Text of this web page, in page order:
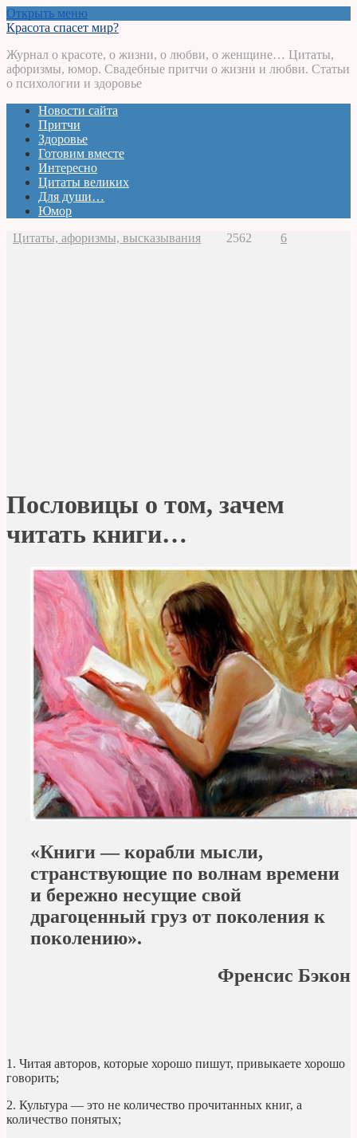
Открыть меню
Красота спасет мир?
Журнал о красоте, о жизни, о любви, о женщине… Цитаты,
афоризмы, юмор. Свадебные притчи о жизни и любви. Статьи
о психологии и здоровье
Новости сайта
Притчи
Здоровье
Готовим вместе
Интересно
Цитаты великих
Для души…
Юмор
Цитаты, афоризмы, высказывания
2562 6
Пословицы о том, зачем
читать книги…
«Книги — корабли мысли,
странствующие по волнам времени
и бережно несущие свой
драгоценный груз от поколения к
поколению».
Френсис Бэкон
1. Читая авторов, которые хорошо пишут, привыкаете хорошо
говорить;
2. Культура — это не количество прочитанных книг, а
количество понятых;